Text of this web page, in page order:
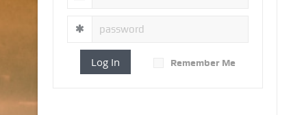
Log In Remember Me